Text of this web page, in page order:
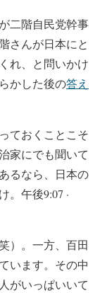
二階自民党幹事
さんが日本にと
れ、と問いかけ
かした後の答え
ておくことこそ
家にでも聞いて
るなら、日本の
。午後9:07 ·
）。一方、百田
います。その中
がいっぱいいて